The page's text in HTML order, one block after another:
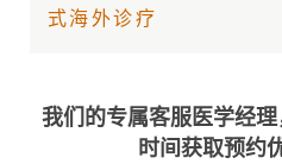
式海外诊疗
我们的专属客服医学经
时间获取预约